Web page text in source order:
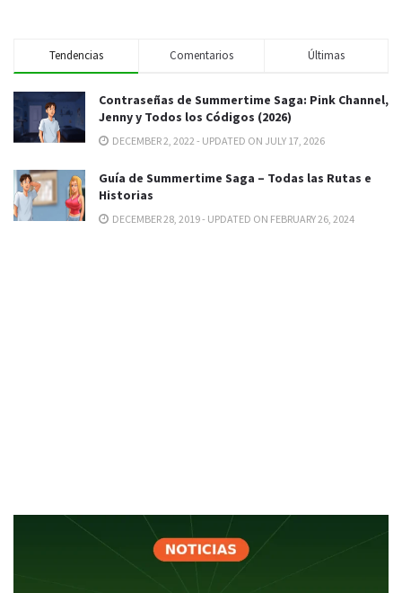
Tendencias Comentarios Últimas
Contraseñas de Summertime Saga: Pink Channel,
Jenny y Todos los Códigos (2026)
DECEMBER 2, 2022 - UPDATED ON JULY 17, 2026
Guía de Summertime Saga – Todas las Rutas e
Historias
DECEMBER 28, 2019 - UPDATED ON FEBRUARY 26, 2024